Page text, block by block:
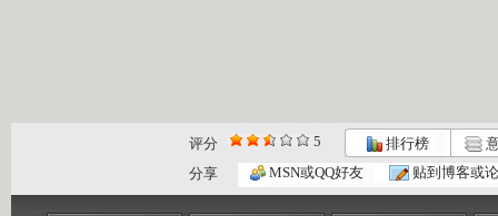
评分 5 排行榜
分享
MSN或QQ好友 贴到博客或